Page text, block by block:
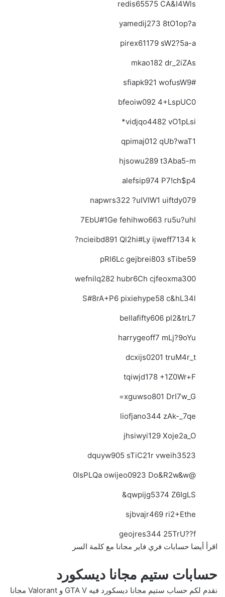
redis65575 CA&I4Wls
yamedij273 8tO1op?a
pirex61179 sW2?5a-a
mkao182 dr_2iZAs
sfiapk921 wofusW9#
bfeoiw092 4+LspUC0
vidjqo4482 vO1pLsi*
qpimaj012 qUb?waT1
hjsowu289 t3Aba5-m
alefsip974 P7!ch$p4
napwrs322 ?uIVIW1 uiftdy079
7EbU#1Ge fehihwo663 ru5u?uhI
ncieibd891 Ql2hi#Ly ijweff7134 k?
pRl6Lc gejbrei803 sTibe59
wefnilq282 hubr6Ch cjfeoxma300
S#8rA+P6 pixiehype58 c&hL34l
bellafifty606 pl2&trL7
harrygeoff7 mLj?9oYu
dcxijs0201 truM4r_t
tqiwjd178 +1Z0Wr+F
xguwso801 DrI7w_G=
liofjano344 zAk-_7qe
jhsiwyi129 Xoje2a_O
dquyw905 sTiC21r vweih3523
@0lsPLQa owijeo0923 Do&R2w&w
qwpijg5374 Z6IgLS&
sjbvajr469 ri2+Ethe
geojres344 25TrU??f
اقرأ أيضا حسابات فري فاير مجانا مع كلمة السر
حسابات ستيم مجانا ديسكورد
نقدم لكم حساب ستيم مجانا ديسكورد فيه GTA V و Valorant مجانا